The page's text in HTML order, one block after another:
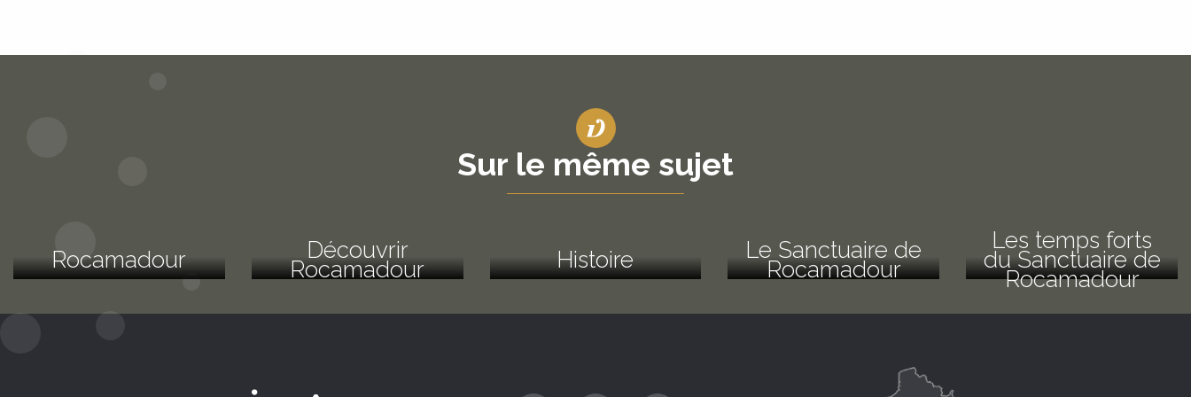
Sur le même sujet
Rocamadour Découvrir
Rocamadour Histoire Le Sanctuaire de
Rocamadour
Les temps forts
du Sanctuaire de
Rocamadour